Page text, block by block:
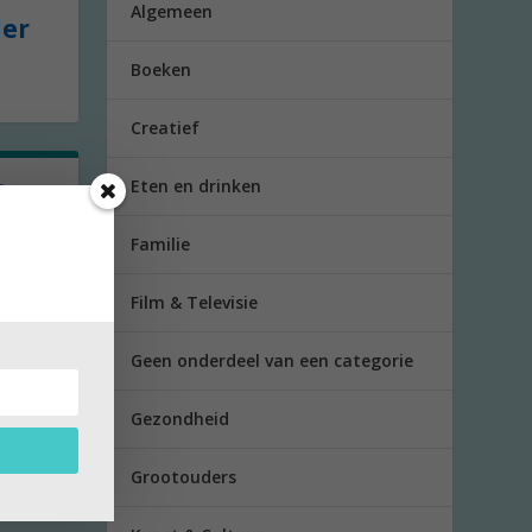
als
Algemeen
Boeken
Creatief
Eten en drinken
Familie
Film & Televisie
Geen onderdeel van een categorie
Gezondheid
Grootouders